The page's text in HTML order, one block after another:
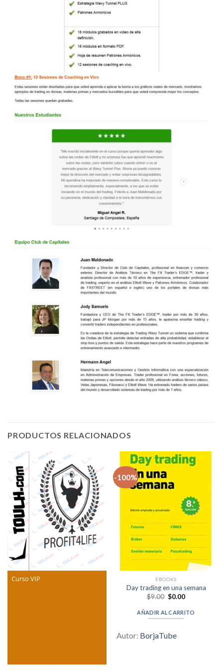
PRODUCTOS RELACIONADOS
Curso VIP
-100%
EBOOKS
Day trading en una semana
$9.00 Original
was:
$9.00.
$0.00Current
is:
$0.00.
AÑADIR AL CARRITO
Autor: BorjaTube